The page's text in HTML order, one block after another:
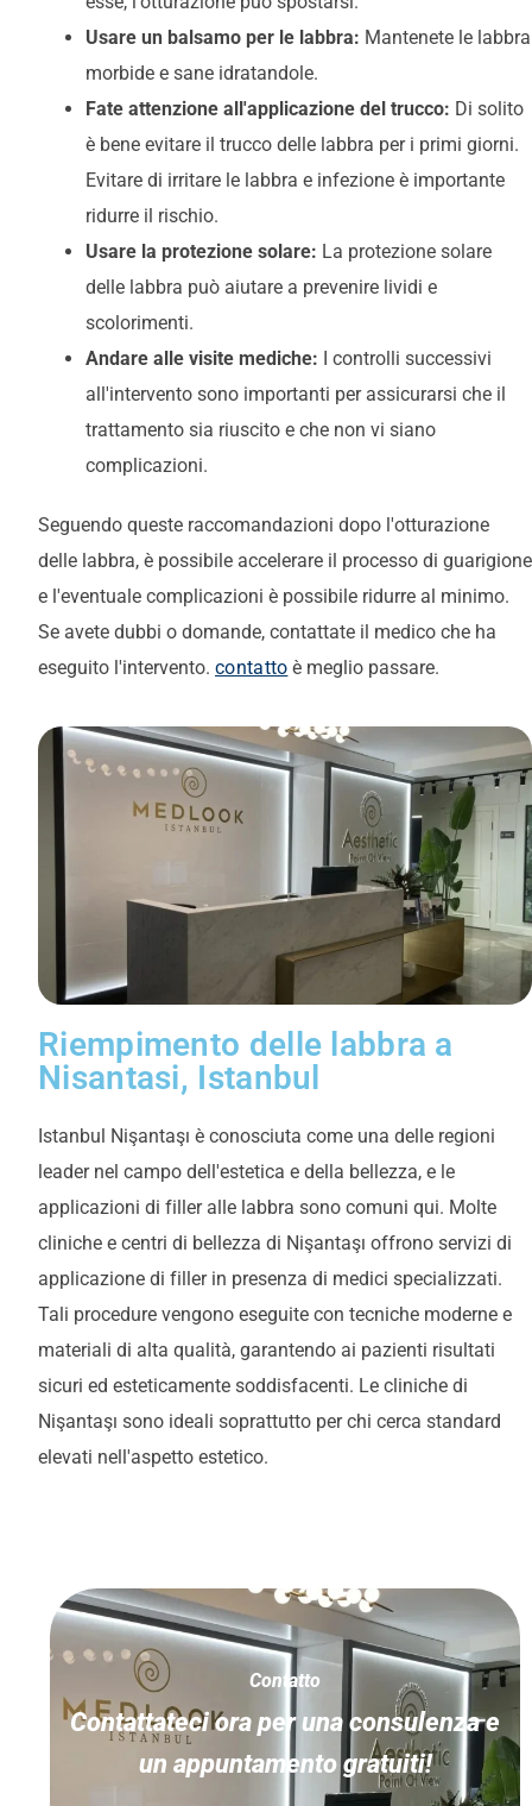
Usare un balsamo per le labbra: Mantenete le labbra
morbide e sane idratandole.
Fate attenzione all'applicazione del trucco: Di solito
è bene evitare il trucco delle labbra per i primi giorni.
Evitare di irritare le labbra e infezione è importante
ridurre il rischio.
Usare la protezione solare: La protezione solare
delle labbra può aiutare a prevenire lividi e
scolorimenti.
Andare alle visite mediche: I controlli successivi
all'intervento sono importanti per assicurarsi che il
trattamento sia riuscito e che non vi siano
complicazioni.
Seguendo queste raccomandazioni dopo l'otturazione
delle labbra, è possibile accelerare il processo di guarigione
e l'eventuale complicazioni è possibile ridurre al minimo.
Se avete dubbi o domande, contattate il medico che ha
eseguito l'intervento. contatto è meglio passare.
Riempimento delle labbra a
Nisantasi, Istanbul
Istanbul Nişantaşı è conosciuta come una delle regioni
leader nel campo dell'estetica e della bellezza, e le
applicazioni di filler alle labbra sono comuni qui. Molte
cliniche e centri di bellezza di Nişantaşı offrono servizi di
applicazione di filler in presenza di medici specializzati.
Tali procedure vengono eseguite con tecniche moderne e
materiali di alta qualità, garantendo ai pazienti risultati
sicuri ed esteticamente soddisfacenti. Le cliniche di
Nişantaşı sono ideali soprattutto per chi cerca standard
elevati nell'aspetto estetico.
Contatto
Contattateci ora per una consulenza e
un appuntamento gratuiti!